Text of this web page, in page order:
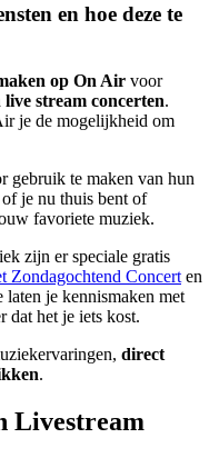
en hoe deze te
op On Air voor
stream concerten.
je de mogelijkheid om
gebruik te maken van hun
je nu thuis bent of
favoriete muziek.
zijn er speciale gratis
Zondagochtend Concert en
laten je kennismaken met
dat het je iets kost.
direct
.
Livestream